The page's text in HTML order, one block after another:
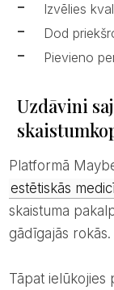
Izvēlies
Dod
Pievieno
Uzdāvini
Platformā
estētiskās
skaistuma
gādīgajās rokās.
Tāpat ielūkojies platformas sadarbības partneru